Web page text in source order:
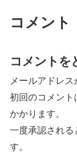
コメント
コメントを
メールアドレス
初回のコメン
かかります。
一度承認される
す。